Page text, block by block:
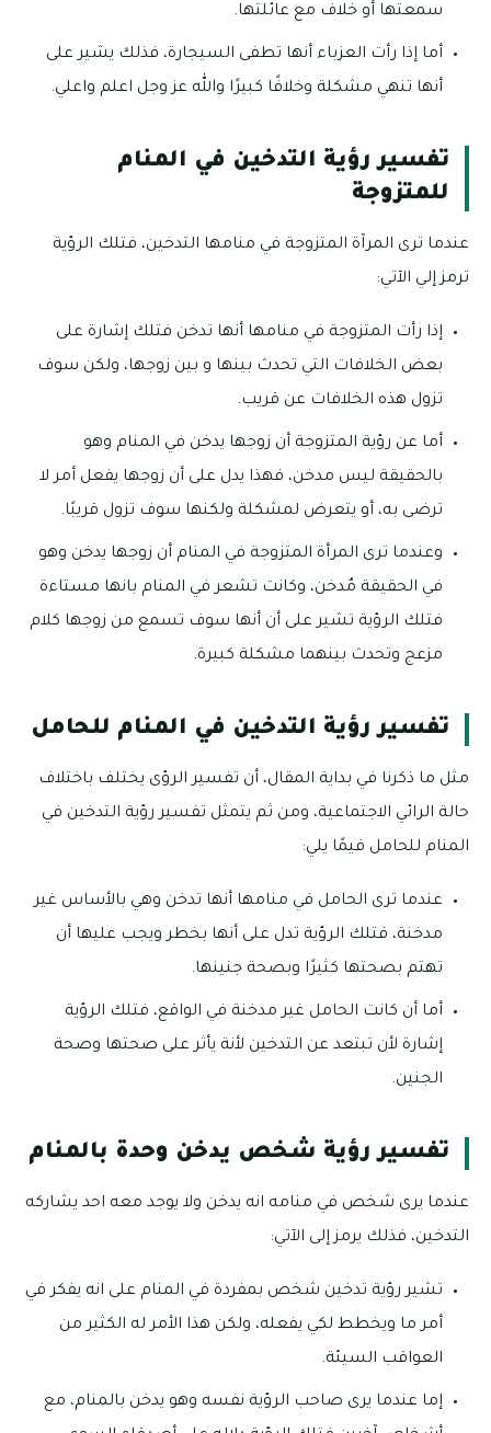
سمعتها أو خلاف مع عائلتها.
أما إذا رأت العزباء أنها تطفى السيجارة، فذلك يشير على
أنها تنهي مشكلة وخلافًا كبيرًا والله عز وجل اعلم واعلي.
تفسير رؤية التدخين في المنام
للمتزوجة
عندما ترى المرآة المتزوجة في منامها التدخين، فتلك الرؤية
ترمز إلي الآتي:
إذا رأت المتزوجة في منامها أنها تدخن فتلك إشارة على
بعض الخلافات التي تحدث بينها و بين زوجها، ولكن سوف
تزول هذه الخلافات عن قريب.
أما عن رؤية المتزوجة أن زوجها يدخن في المنام وهو
بالحقيقة ليس مدخن، فهذا يدل على أن زوجها يفعل أمر لا
ترضى به، أو يتعرض لمشكلة ولكنها سوف تزول قريبًا.
وعندما ترى المرأة المتزوجة في المنام أن زوجها يدخن وهو
في الحقيقة مٌدخن، وكانت تشعر في المنام بانها مستاءة
فتلك الرؤية تشير على أن أنها سوف تسمع من زوجها كلام
مزعج وتحدث بينهما مشكلة كبيرة.
تفسير رؤية التدخين في المنام للحامل
مثل ما ذكرنا في بداية المقال، أن تفسير الرؤى يختلف باختلاف
حالة الرائي الاجتماعية، ومن ثم يتمثل تفسير رؤية التدخين في
المنام للحامل فيمًا يلي:
عندما ترى الحامل في منامها أنها تدخن وهي بالأساس غير
مدخنة، فتلك الرؤية تدل على أنها بخطر ويجب عليها أن
تهتم بصحتها كثيرًا وبصحة جنينها.
أما أن كانت الحامل غير مدخنة في الواقع، فتلك الرؤية
إشارة لأن تبتعد عن التدخين لأنة يأثر على صحتها وصحة
الجنين.
تفسير رؤية شخص يدخن وحدة بالمنام
عندما يرى شخص في منامه انه يدخن ولا يوجد معه احد يشاركه
التدخين، فذلك يرمز إلى الآتي:
تشير رؤية تدخين شخص بمفردة في المنام على انه يفكر في
أمر ما ويخطط لكي يفعله، ولكن هذا الأمر له الكثير من
العواقب السيئة.
إما عندما يرى صاحب الرؤية نفسه وهو يدخن بالمنام، مع